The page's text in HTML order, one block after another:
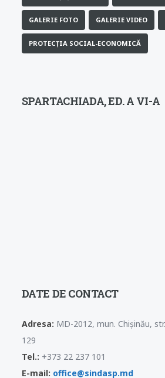
asociației sindicale.
GALERIE FOTO GALERIE VIDEO
PROTECȚIA SOCIAL-ECONOMICĂ
SPARTACHIADA, ED. A VI-A
DATE DE CONTACT
Adresa: MD-2012, mun. Chișinău,
129
Tel.: +373 22 237 101
E-mail: office@sindasp.md